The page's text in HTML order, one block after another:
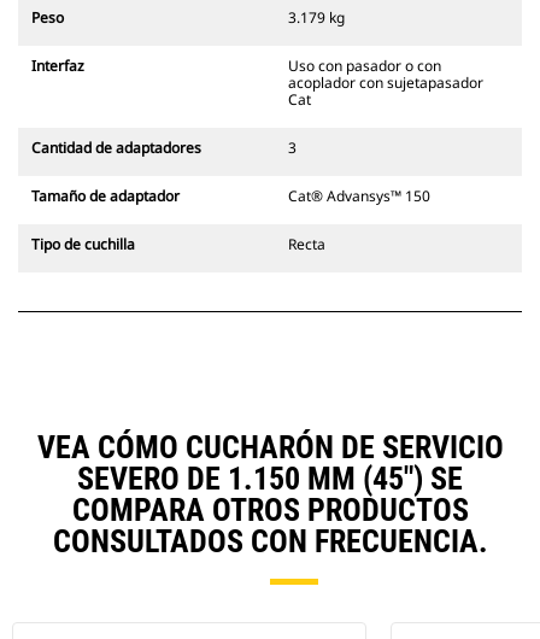
operador.
Cat son compatibles con las
Excavadoras de Cadenas 311-352 y
ruedas. También hay acopladores
disponibles.
sistema acoplador especializado
especializados CW cuentan con un
CW disponibles para todas las
excavadoras de ruedas y cadenas.
Peso 3.179 kg
Interfaz
Uso con pasador o con
acoplador con sujetapasador
Cat
Cantidad de adaptadores 3
Tamaño de adaptador Cat® Advansys™ 150
Tipo de cuchilla Recta
VEA CÓMO CUCHARÓN DE SERVICIO
SEVERO DE 1.150 MM (45") SE
COMPARA OTROS PRODUCTOS
CONSULTADOS CON FRECUENCIA.